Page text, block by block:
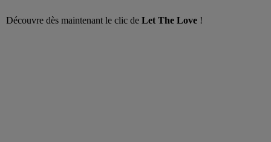
Découvre dès maintenant le clic de Let The Love !